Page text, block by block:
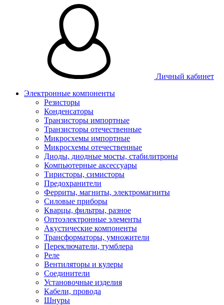
Личный кабинет
Электронные компоненты
Резисторы
Конденсаторы
Транзисторы импортные
Транзисторы отечественные
Микросхемы импортные
Микросхемы отечественные
Диоды, диодные мосты, стабилитроны
Компьютерные аксессуары
Тиристоры, симисторы
Предохранители
Ферриты, магниты, электромагниты
Силовые приборы
Кварцы, фильтры, разное
Оптоэлектронные элементы
Акустические компоненты
Трансформаторы, умножители
Переключатели, тумблера
Реле
Вентиляторы и кулеры
Соединители
Установочные изделия
Кабели, провода
Шнуры